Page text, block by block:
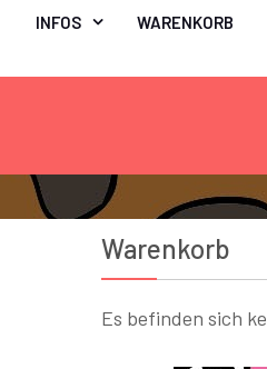
INFOS WARENKORB
Warenkorb
Es befinden sich